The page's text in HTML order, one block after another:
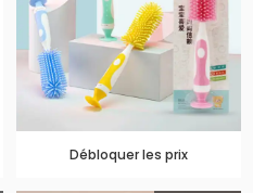
Débloquer les prix